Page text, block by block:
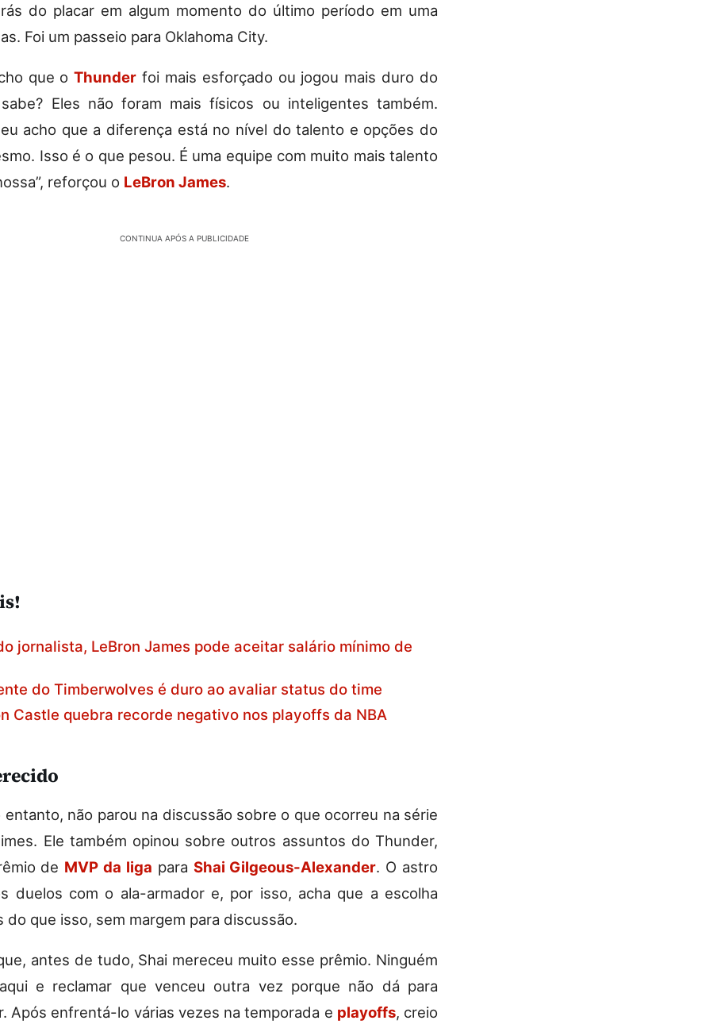
do placar em algum momento do último período em uma
Foi um passeio para Oklahoma City.
que oThunder foi mais esforçado ou jogou mais duro do
Eles não foram mais físicos ou inteligentes também.
acho que a diferença está no nível do talento e opções do
Isso é o que pesou. É uma equipe com muito mais talento
reforçou o LeBron James.
CONTINUA APÓS A PUBLICIDADE
jornalista, LeBron James pode aceitar salário mínimo de
do Timberwolves é duro ao avaliar status do time
Castle quebra recorde negativo nos playoffs da NBA
entanto, não parou na discussão sobre o que ocorreu na série
Ele também opinou sobre outros assuntos do Thunder,
de MVP da liga para Shai Gilgeous-Alexander. O astro
duelos com o ala-armador e, por isso, acha que a escolha
do que isso, sem margem para discussão.
antes de tudo, Shai mereceu muito esse prêmio. Ninguém
e reclamar que venceu outra vez porque não dá para
Após enfrentá-lo várias vezes na temporada e playoffs, creio